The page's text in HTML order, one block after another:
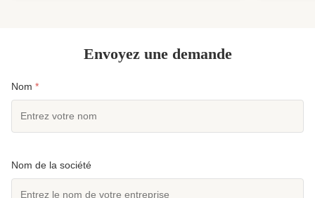
Envoyez une demande
Nom *
Nom de la société